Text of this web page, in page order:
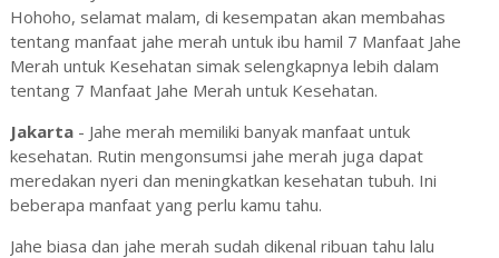
Hohoho, selamat malam, di kesempatan akan membahas
tentang manfaat jahe merah untuk ibu hamil 7 Manfaat Jahe
Merah untuk Kesehatan simak selengkapnya lebih dalam
tentang 7 Manfaat Jahe Merah untuk Kesehatan.
Jakarta- Jahe merah memiliki banyak manfaat untuk
kesehatan. Rutin mengonsumsi jahe merah juga dapat
meredakan nyeri dan meningkatkan kesehatan tubuh. Ini
beberapa manfaat yang perlu kamu tahu.
Jahe biasa dan jahe merah sudah dikenal ribuan tahu lalu